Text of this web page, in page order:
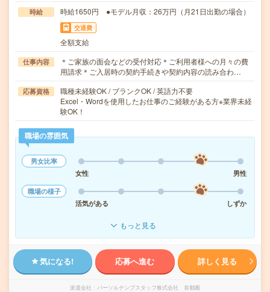
時給 時給1650円 ●モデル月収：26万円（月21日出勤の場合）
交通費
全額支給
仕事内容
＊ご家族の面会などの受付対応＊ご利用者様への月々の費
用請求＊ご入居時の契約手続きや契約内容の読み合わ…
応募資格
職種未経験OK / ブランクOK / 英語力不要
Excel・Wordを使用したお仕事のご経験がある方※業界未経
験OK！
職場の雰囲気
男女比率
女性
男性
職場の様子
活気がある
しずか
もっと見る
気になる! 応募へ進む 詳しく見る
派遣会社 パーソルテンプスタッフ株式会社 首都圏